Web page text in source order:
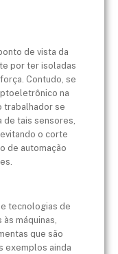
de vista da
por ter isoladas
Contudo, se
na
trabalhador se
tais sensores,
o corte
de automação
tecnologias de
máquinas,
que são
exemplos ainda